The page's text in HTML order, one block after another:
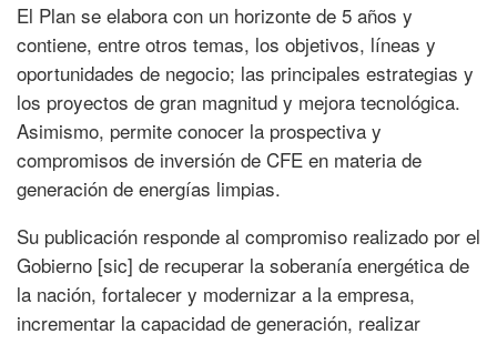
El Plan se elabora con un horizonte de 5 años y
contiene, entre otros temas, los objetivos, líneas y
oportunidades de negocio; las principales estrategias y
los proyectos de gran magnitud y mejora tecnológica.
Asimismo, permite conocer la prospectiva y
compromisos de inversión de CFE en materia de
generación de energías limpias.
Su publicación responde al compromiso realizado por el
Gobierno [sic] de recuperar la soberanía energética de
la nación, fortalecer y modernizar a la empresa,
incrementar la capacidad de generación, realizar